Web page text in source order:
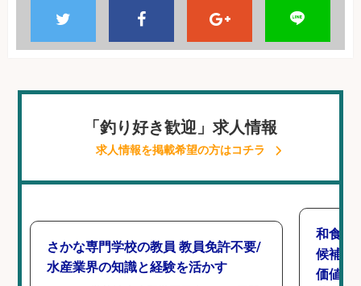
「釣り好き歓迎」求人情報
求人情報を掲載希望の方はコチラ
さかな専門学校の教員 教員免許不要/
水産業界の知識と経験を活かす
和食,
候補/
価値を